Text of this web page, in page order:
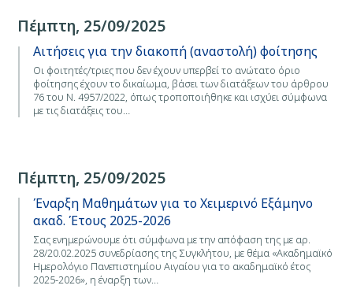
Πέμπτη, 25/09/2025
Αιτήσεις για την διακοπή (αναστολή) φοίτησης
Οι φοιτητές/τριες που δεν έχουν υπερβεί το ανώτατο όριο
φοίτησης έχουν το δικαίωμα, βάσει των διατάξεων του άρθρου
76 του Ν. 4957/2022, όπως τροποποιήθηκε και ισχύει σύμφωνα
με τις διατάξεις του…
Πέμπτη, 25/09/2025
Έναρξη Μαθημάτων για το Χειμερινό Εξάμηνο
ακαδ. Έτους 2025-2026
Σας ενημερώνουμε ότι σύμφωνα με την απόφαση της με αρ.
28/20.02.2025 συνεδρίασης της Συγκλήτου, με θέμα «Ακαδημαϊκό
Ημερολόγιο Πανεπιστημίου Αιγαίου για το ακαδημαϊκό έτος
2025-2026», η έναρξη των…